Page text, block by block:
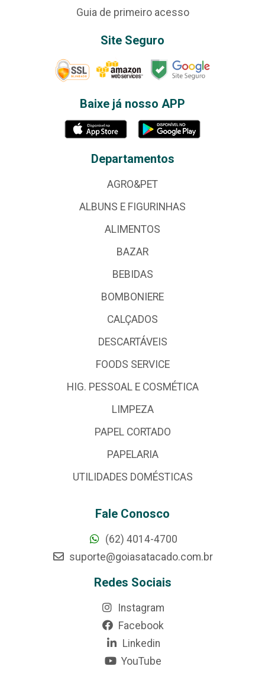
Guia de primeiro acesso
Site Seguro
Baixe já nosso APP
Departamentos
AGRO&PET
ALBUNS E FIGURINHAS
ALIMENTOS
BAZAR
BEBIDAS
BOMBONIERE
CALÇADOS
DESCARTÁVEIS
FOODS SERVICE
HIG. PESSOAL E COSMÉTICA
LIMPEZA
PAPEL CORTADO
PAPELARIA
UTILIDADES DOMÉSTICAS
Fale Conosco
(62) 4014-4700
suporte@goiasatacado.com.br
Redes Sociais
Instagram
Facebook
Linkedin
YouTube